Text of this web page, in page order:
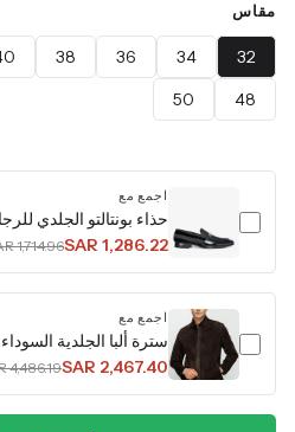
مقاس
32
34
36
38
48
50
اجمع مع
حذاء بونتالتو الجلدي
SAR 1,286.22
1,714.96
اجمع مع
سترة ألبا الجلدية
SAR 2,467.40
4,486.19